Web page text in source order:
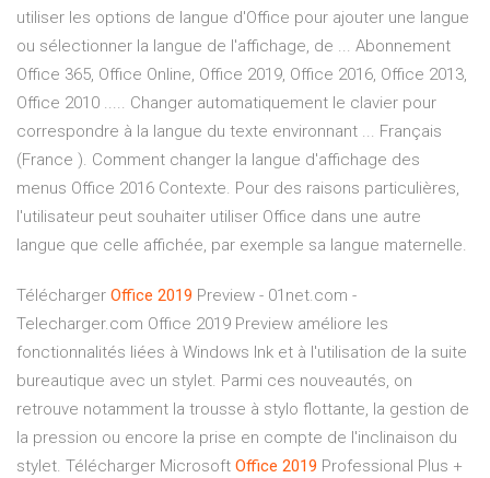
utiliser les options de langue d'Office pour ajouter une langue
ou sélectionner la langue de l'affichage, de ... Abonnement
Office 365, Office Online, Office 2019, Office 2016, Office 2013,
Office 2010 ..... Changer automatiquement le clavier pour
correspondre à la langue du texte environnant ... Français
(France ). Comment changer la langue d'affichage des
menus Office 2016 Contexte. Pour des raisons particulières,
l'utilisateur peut souhaiter utiliser Office dans une autre
langue que celle affichée, par exemple sa langue maternelle.
Télécharger Office 2019 Preview - 01net.com -
Telecharger.com Office 2019 Preview améliore les
fonctionnalités liées à Windows Ink et à l'utilisation de la suite
bureautique avec un stylet. Parmi ces nouveautés, on
retrouve notamment la trousse à stylo flottante, la gestion de
la pression ou encore la prise en compte de l'inclinaison du
stylet. Télécharger Microsoft Office 2019 Professional Plus +